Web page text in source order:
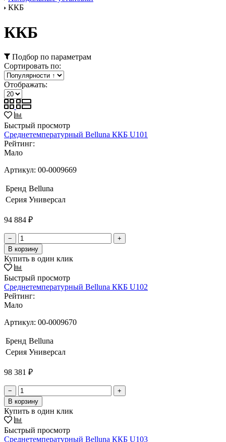
ККБ
ККБ
Подбор по параметрам
Сортировать по:
Отображать:
Быстрый просмотр
Среднетемпературный Belluna ККБ U101
Рейтинг:
Мало
Артикул: 00-0009669
Бренд Belluna
Серия Универсал
94 884 ₽
−
+
В корзину
Купить в один клик
Быстрый просмотр
Среднетемпературный Belluna ККБ U102
Рейтинг:
Мало
Артикул: 00-0009670
Бренд Belluna
Серия Универсал
98 381 ₽
−
+
В корзину
Купить в один клик
Быстрый просмотр
Среднетемпературный Belluna ККБ U103